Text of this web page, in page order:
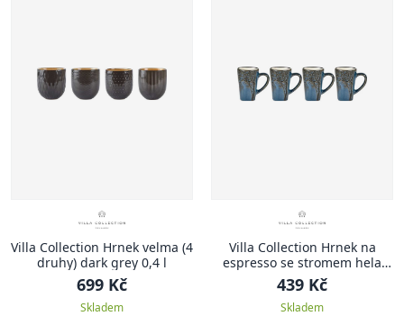
Villa Collection Hrnek velma (4
druhy) dark grey 0,4 l
699 Kč
Skladem
Villa Collection Hrnek na
espresso se stromem hela
dark blue 0,1l (set 4 ks)
439 Kč
Skladem